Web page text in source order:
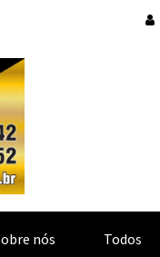
nós Todos